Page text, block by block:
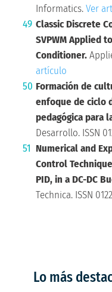
Informatics.Ver
Classic Discrete
SVPWM Applied
Conditioner.
artículo
Formación de
enfoque de ciclo
pedagógica para
Desarrollo. ISSN
Numerical and
Control
PID, in a DC-DC
Technica. ISSN
Lo más